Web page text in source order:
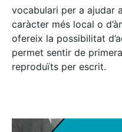
vocabulari per a ajudar
caràcter més local o
ofereix la possibilitat
permet sentir de
reproduïts per escrit.